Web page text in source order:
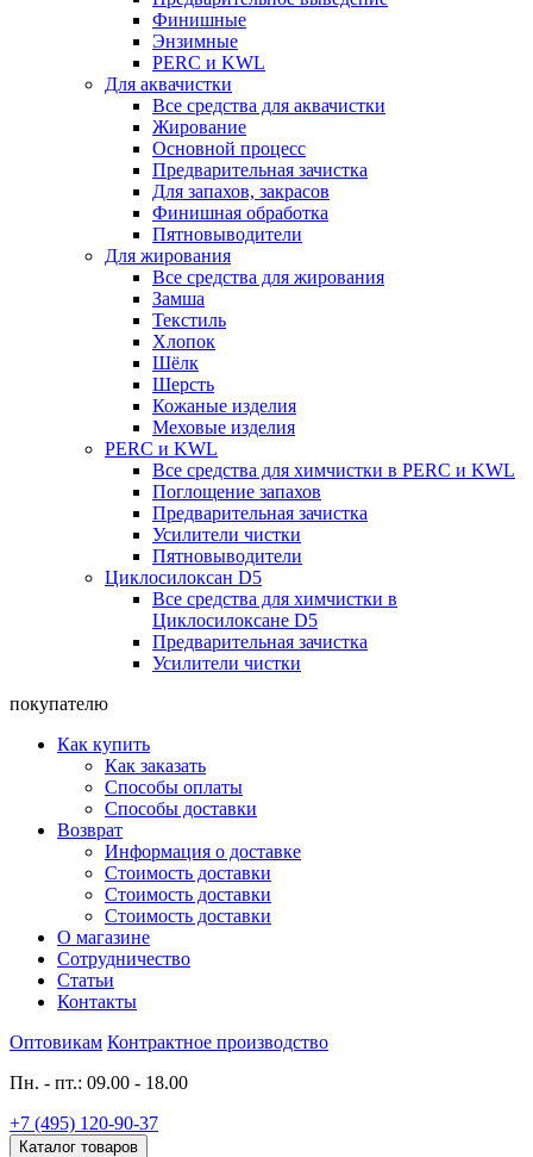
Финишные
Энзимные
PERC и KWL
Для аквачистки
Все средства для аквачистки
Жирование
Основной процесс
Предварительная зачистка
Для запахов, закрасов
Финишная обработка
Пятновыводители
Для жирования
Все средства для жирования
Замша
Текстиль
Хлопок
Шёлк
Шерсть
Кожаные изделия
Меховые изделия
PERC и KWL
Все средства для химчистки в PERC и KWL
Поглощение запахов
Предварительная зачистка
Усилители чистки
Пятновыводители
Циклосилоксан D5
Все средства для химчистки в
Циклосилоксане D5
Предварительная зачистка
Усилители чистки
покупателю
Как купить
Как заказать
Способы оплаты
Способы доставки
Возврат
Информация о доставке
Стоимость доставки
Стоимость доставки
Стоимость доставки
О магазине
Сотрудничество
Статьи
Контакты
Оптовикам Контрактное производство
Пн. - пт.: 09.00 - 18.00
+7 (495) 120-90-37
Каталог товаров